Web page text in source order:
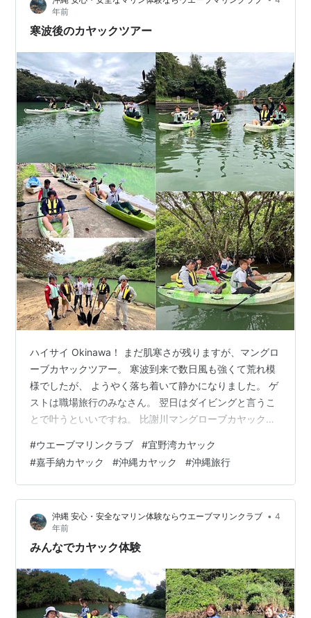
年前
寒波後のカヤックツアー
ハイサイ Okinawa！ まだ肌寒さが残りますが、マングロ
ーブカヤックツアー。 寒波到来で数日風も強くて荒れ模
様でしたが、 ようやく落ち着いて静かになりました。 ゲ
ストは職場旅行のみなさん。 翌日はダイビングと言うこ
とで叶うといいですね。 比謝川マングローブカヤックな
イドがはじめての方から 丁寧に漕ぎ方をレクチャーして
安心・安全で楽しいツアーを開催しています。 お気軽に
ご参加ください！ Google レビュー4.9☆の沖縄カヤック
店です。 Sign in - Google Accounts www.google.co.jp
www.trip…
#ウエーブマリンクラブ #宜野湾カヤック
#嘉手納カヤック #沖縄カヤック #沖縄旅行
沖縄 安心・安全なマリン体験ならウエーブマリンクラブ • 4
年前
みんなでカヤック体験